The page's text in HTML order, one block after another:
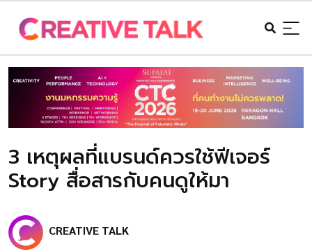
3 เหตุผลที่แบรนด์ควรใช้ฟีเจอร์
Story สื่อสารกับคนดูให้มา
CREATIVE TALK